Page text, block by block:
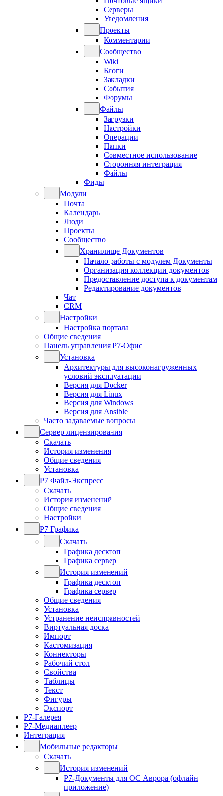
Серверы
Уведомления
Проекты
Комментарии
Сообщество
Wiki
Блоги
Закладки
События
Форумы
Файлы
Загрузки
Настройки
Операции
Папки
Совместное использование
Сторонняя интеграция
Файлы
Фиды
Модули
Почта
Календарь
Люди
Проекты
Сообщество
Хранилище Документов
Начало работы с модулем Документы
Организация коллекции документов
Предоставление доступа к документам
Редактирование документов
Чат
CRM
Настройки
Настройка портала
Общие сведения
Панель управления Р7-Офис
Установка
Архитектуры для высоконагруженных
условий эксплуатации
Версия для Docker
Версия для Linux
Версия для Windows
Версия для Ansible
Часто задаваемые вопросы
Сервер лицензирования
Скачать
История изменения
Общие сведения
Установка
Р7 Файл-Экспресс
Скачать
История изменений
Общие сведения
Настройки
Р7 Графика
Скачать
Графика десктоп
Графика сервер
История изменений
Графика десктоп
Графика сервер
Общие сведения
Установка
Устранение неисправностей
Виртуальная доска
Импорт
Кастомизация
Коннекторы
Рабочий стол
Свойства
Таблицы
Текст
Фигуры
Экспорт
Р7-Галерея
Р7-Медиаплеер
Интеграция
Мобильные редакторы
Скачать
История изменений
Р7-Документы для ОС Аврора (офлайн
приложение)